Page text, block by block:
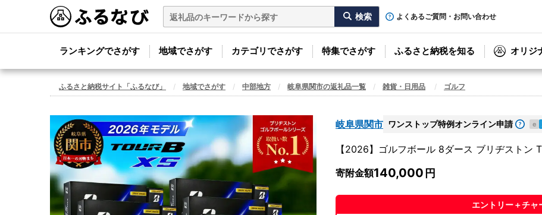
よくあるご質問・お問い合わせ
ランキングでさがす 地域でさがす カテゴリでさがす 特集でさがす ふるさと納税を知る オリジ
ふるさと納税サイト「ふるなび」 地域でさがす 中部地方 岐阜県関市の返礼品一覧 雑貨・日用品 ゴルフ
岐阜県関市 ワンストップ特例オンライン申請 e
【2026】ゴルフボール 8ダース ブリヂストン
寄附金額140,000
エントリー＋チャ